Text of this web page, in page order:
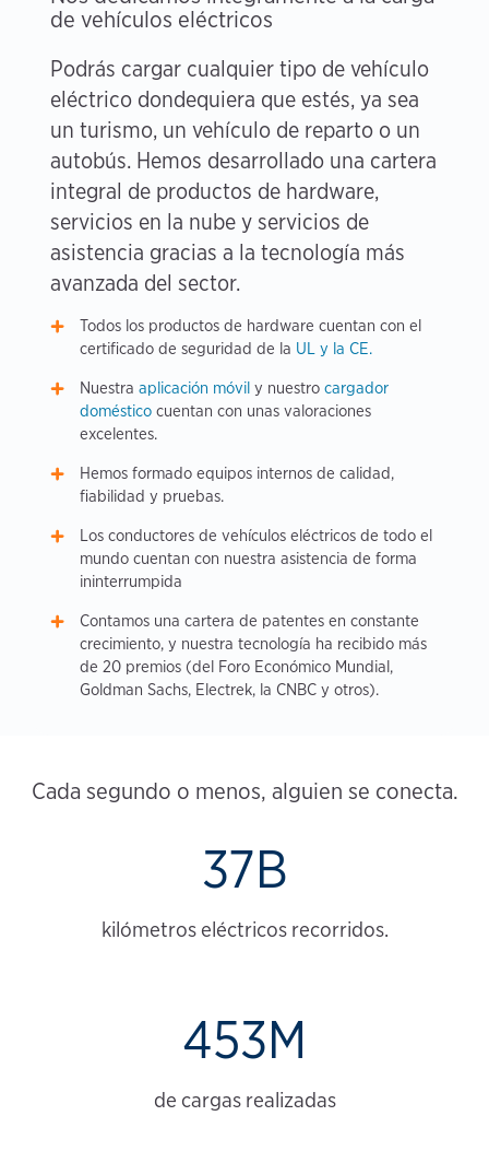
de vehículos eléctricos
Podrás cargar cualquier tipo de vehículo
eléctrico dondequiera que estés, ya sea
un turismo, un vehículo de reparto o un
autobús. Hemos desarrollado una cartera
integral de productos de hardware,
servicios en la nube y servicios de
asistencia gracias a la tecnología más
avanzada del sector.
Todos los productos de hardware cuentan con el
certificado de seguridad de la UL y la CE.
Nuestraaplicación móvil y nuestrocargador
doméstico cuentan con unas valoraciones
excelentes.
Hemos formado equipos internos de calidad,
fiabilidad y pruebas.
Los conductores de vehículos eléctricos de todo el
mundo cuentan con nuestra asistencia de forma
ininterrumpida
Contamos una cartera de patentes en constante
crecimiento, y nuestra tecnología ha recibido más
de 20 premios (del Foro Económico Mundial,
Goldman Sachs, Electrek, la CNBC y otros).
Cada segundo o menos, alguien se conecta.
37B
kilómetros eléctricos recorridos.
453M
de cargas realizadas